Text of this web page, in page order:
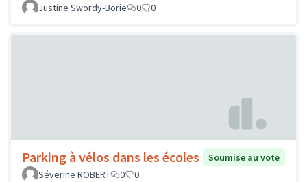
Justine Swordy-Borie
0 0
Parking à vélos dans les écoles
Soumise au vote
Séverine ROBERT
0 0